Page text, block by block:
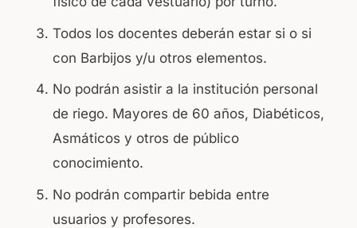
Todos los docentes deberán estar si o si
con Barbijos y/u otros elementos.
No podrán asistir a la institución personal
de riego. Mayores de 60 años, Diabéticos,
Asmáticos y otros de público
conocimiento.
No podrán compartir bebida entre
usuarios y profesores.